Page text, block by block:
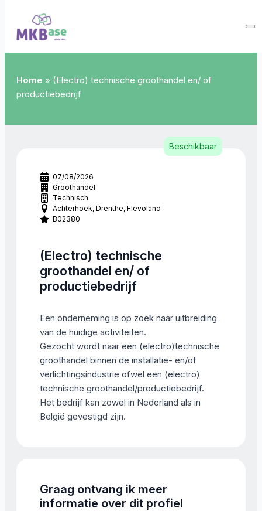
Home » (Electro) technische groothandel en/ of
productiebedrijf
07/08/2026
Groothandel
Technisch
Achterhoek Drenthe Flevoland
B02380
(Electro) technische
groothandel en/ of
productiebedrijf
Een onderneming is op zoek naar uitbreiding
van de huidige activiteiten.
Gezocht wordt naar een (electro)technische
groothandel binnen de installatie- en/of
verlichtingsindustrie ofwel een (electro)
technische groothandel/productiebedrijf.
Het bedrijf kan zowel in Nederland als in
België gevestigd zijn.
Beschikbaar
Graag ontvang ik meer
informatie over dit profiel